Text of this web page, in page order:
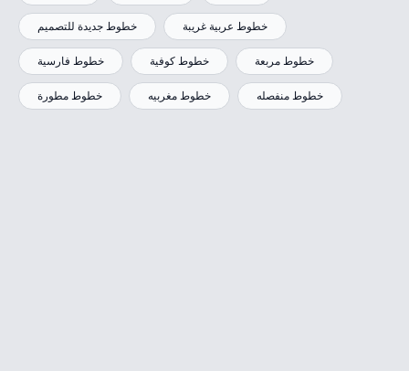
خطوط جديدة للتصميم خطوط عربية غريبة
خطوط فارسية خطوط كوفية خطوط مربعة
خطوط مطورة خطوط مغربيه خطوط منفصله